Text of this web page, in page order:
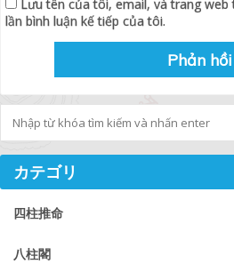
Lưu tên của tôi, email, và trang
lần bình luận kế tiếp của tôi.
カテゴリ
四柱推命
八柱閣